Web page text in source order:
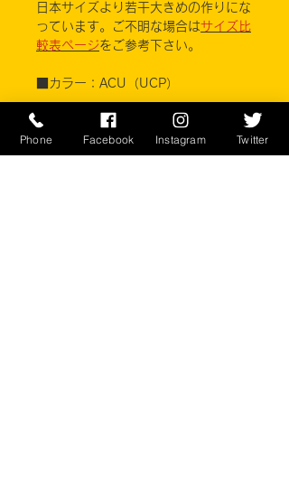
日本サイズより若干大きめの作りにな
っています。ご不明な場合はサイズ比
較表ページをご参考下さい。
■カラー：ACU（UCP）
素材 コットン50% ナイロン50%
SIDRAN, INC.
Phone Facebook Instagram Twitter